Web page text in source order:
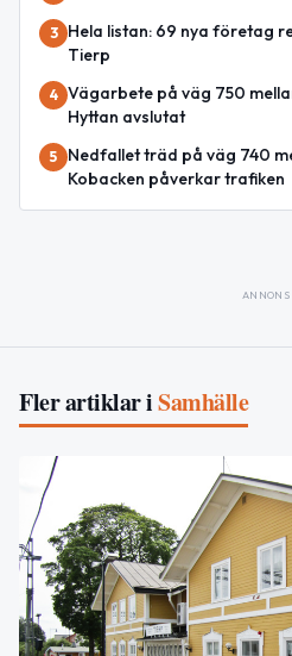
3
Hela listan: 69 nya företag
Tierp
4 Vägarbete på väg 750
Hyttan avslutat
5
Nedfallet träd på väg 740
Kobacken påverkar trafiken
ANNONS
Fler artiklar iSamhälle